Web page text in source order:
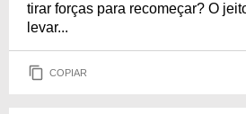
tirar forças para recomeçar? O
levar...
COPIAR